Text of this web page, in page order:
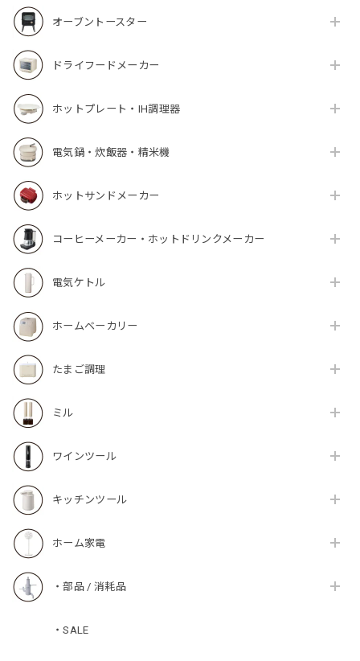
オーブントースター
ドライフードメーカー
ホットプレート・IH調理器
電気鍋・炊飯器・精米機
ホットサンドメーカー
コーヒーメーカー・ホットドリンクメーカー
電気ケトル
ホームベーカリー
たまご調理
ミル
ワインツール
キッチンツール
ホーム家電
・部品 / 消耗品
・SALE